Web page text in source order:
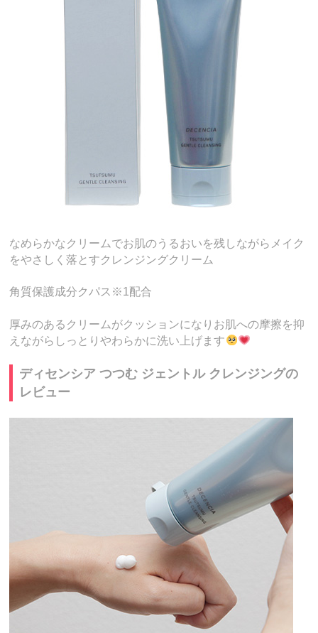
なめらかなクリームでお肌のうるおいを残しながらメイク
をやさしく落とすクレンジングクリーム
角質保護成分クパス※1配合
厚みのあるクリームがクッションになりお肌への摩擦を抑
えながらしっとりやわらかに洗い上げます
ディセンシア つつむ ジェントル クレンジングの
レビュー